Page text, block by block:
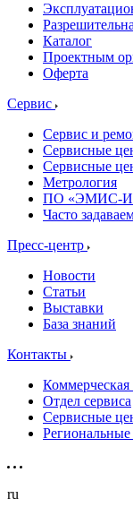
Каталог
Проектным
Оферта
Сервис
Сервис и
Сервисные
Сервисные
Метрология
ПО «ЭМИС-
Часто
Пресс-центр
Новости
Статьи
Выставки
База знаний
Контакты
Коммерческая
Отдел сервиса
Сервисные
ru